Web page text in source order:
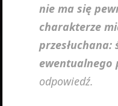
nie ma się
charakterze
przesłuchana:
ewentualnego
odpowiedź.